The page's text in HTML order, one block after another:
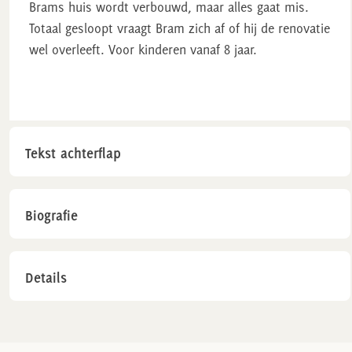
Brams huis wordt verbouwd, maar alles gaat mis.
Totaal gesloopt vraagt Bram zich af of hij de renovatie
wel overleeft. Voor kinderen vanaf 8 jaar.
Tekst achterflap
Biografie
Details